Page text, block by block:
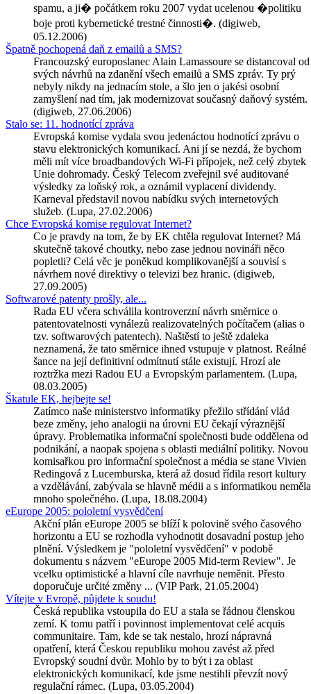
spamu, a ji� počátkem roku 2007 vydat ucelenou �politiku
boje proti kybernetické trestné činnosti�. (digiweb,
05.12.2006)
Špatně pochopená daň z emailů a SMS?
Francouzský europoslanec Alain Lamassoure se distancoval od
svých návrhů na zdanění všech emailů a SMS zpráv. Ty prý
nebyly nikdy na jednacím stole, a šlo jen o jakési osobní
zamyšlení nad tím, jak modernizovat současný daňový systém.
(digiweb, 27.06.2006)
Stalo se: 11. hodnotící zpráva
Evropská komise vydala svou jedenáctou hodnotící zprávu o
stavu elektronických komunikací. Ani jí se nezdá, že bychom
měli mít více broadbandových Wi-Fi přípojek, než celý zbytek
Unie dohromady. Český Telecom zveřejnil své auditované
výsledky za loňský rok, a oznámil vyplacení dividendy.
Karneval představil novou nabídku svých internetových
služeb. (Lupa, 27.02.2006)
Chce Evropská komise regulovat Internet?
Co je pravdy na tom, že by EK chtěla regulovat Internet? Má
skutečně takové choutky, nebo zase jednou novináři něco
popletli? Celá věc je poněkud komplikovanější a souvisí s
návrhem nové direktivy o televizi bez hranic. (digiweb,
27.09.2005)
Softwarové patenty prošly, ale...
Rada EU včera schválila kontroverzní návrh směrnice o
patentovatelnosti vynálezů realizovatelných počítačem (alias o
tzv. softwarových patentech). Naštěstí to ještě zdaleka
neznamená, že tato směrnice ihned vstupuje v platnost. Reálné
šance na její definitivní odmítnutí stále existují. Hrozí ale
roztržka mezi Radou EU a Evropským parlamentem. (Lupa,
08.03.2005)
Škatule EK, hejbejte se!
Zatímco naše ministerstvo informatiky přežilo střídání vlád
beze změny, jeho analogii na úrovni EU čekají výraznější
úpravy. Problematika informační společnosti bude oddělena od
podnikání, a naopak spojena s oblasti mediální politiky. Novou
komisařkou pro informační společnost a média se stane Vivien
Redingová z Lucemburska, která až dosud řídila resort kultury
a vzdělávání, zabývala se hlavně médii a s informatikou neměla
mnoho společného. (Lupa, 18.08.2004)
eEurope 2005: pololetní vysvědčení
Akční plán eEurope 2005 se blíží k polovině svého časového
horizontu a EU se rozhodla vyhodnotit dosavadní postup jeho
plnění. Výsledkem je "pololetní vysvědčení" v podobě
dokumentu s názvem "eEurope 2005 Mid-term Review". Je
vcelku optimistické a hlavní cíle navrhuje neměnit. Přesto
doporučuje určité změny ... (VIP Park, 21.05.2004)
Vítejte v Evropě, půjdete k soudu!
Česká republika vstoupila do EU a stala se řádnou členskou
zemí. K tomu patří i povinnost implementovat celé acquis
communitaire. Tam, kde se tak nestalo, hrozí nápravná
opatření, která Českou republiku mohou zavést až před
Evropský soudní dvůr. Mohlo by to být i za oblast
elektronických komunikací, kde jsme nestihli převzít nový
regulační rámec. (Lupa, 03.05.2004)